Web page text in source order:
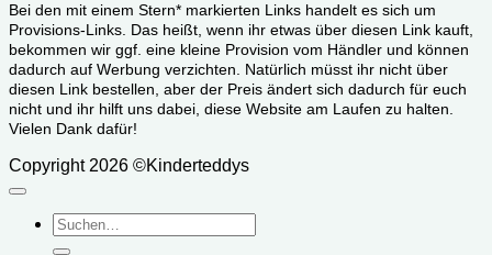
Bei den mit einem Stern* markierten Links handelt es sich um
Provisions-Links. Das heißt, wenn ihr etwas über diesen Link kauft,
bekommen wir ggf. eine kleine Provision vom Händler und können
dadurch auf Werbung verzichten. Natürlich müsst ihr nicht über
diesen Link bestellen, aber der Preis ändert sich dadurch für euch
nicht und ihr hilft uns dabei, diese Website am Laufen zu halten.
Vielen Dank dafür!
Copyright 2026 ©Kinderteddys
Suchen
nach: